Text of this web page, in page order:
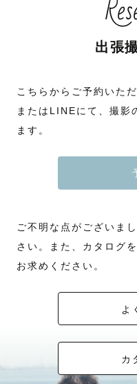
出張
こちらからご予約いた
またはLINEにて、撮影
ます。
ご不明な点がございま
さい。また、カタログ
お求めください。
よ
カ